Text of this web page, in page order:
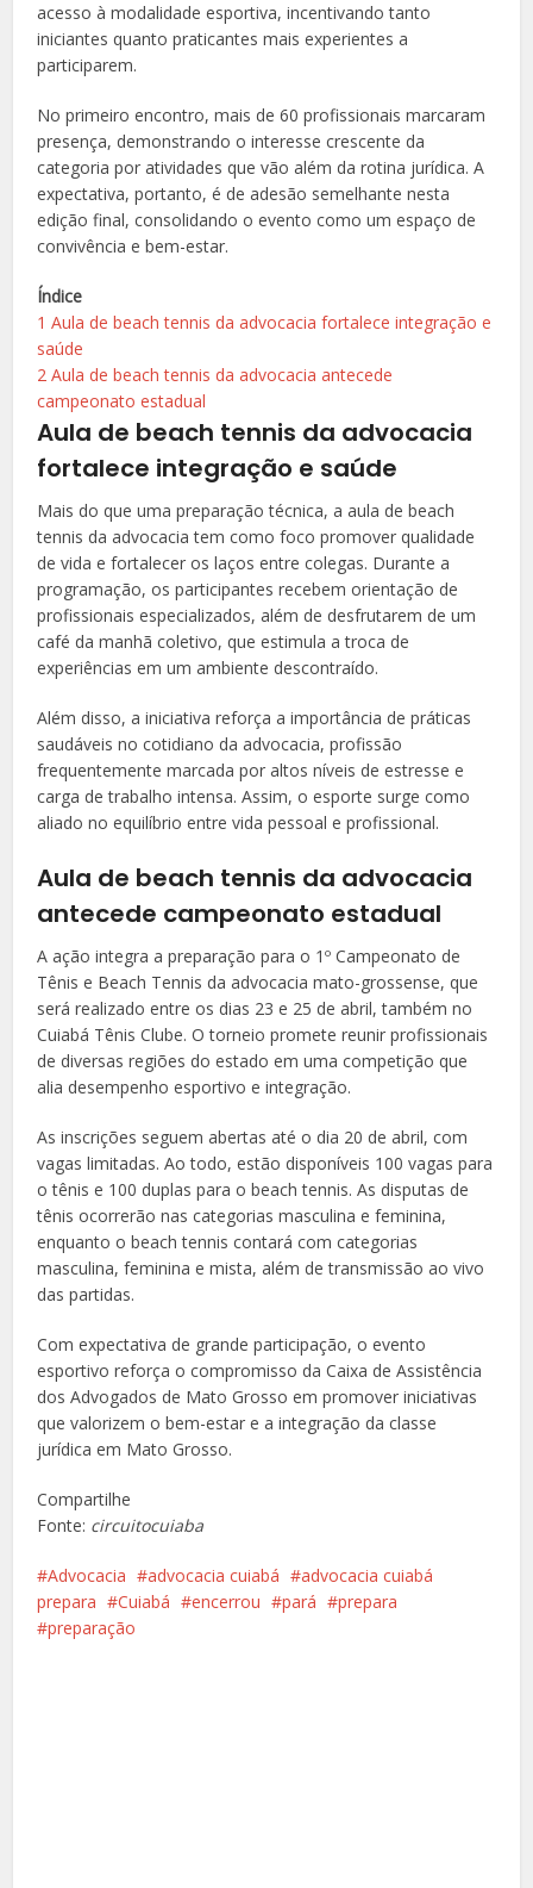
acesso à modalidade esportiva, incentivando tanto
iniciantes quanto praticantes mais experientes a
participarem.
No primeiro encontro, mais de 60 profissionais marcaram
presença, demonstrando o interesse crescente da
categoria por atividades que vão além da rotina jurídica. A
expectativa, portanto, é de adesão semelhante nesta
edição final, consolidando o evento como um espaço de
convivência e bem-estar.
Índice
1 Aula de beach tennis da advocacia fortalece integração e
saúde
2 Aula de beach tennis da advocacia antecede
campeonato estadual
Aula de beach tennis da advocacia
fortalece integração e saúde
Mais do que uma preparação técnica, a aula de beach
tennis da advocacia tem como foco promover qualidade
de vida e fortalecer os laços entre colegas. Durante a
programação, os participantes recebem orientação de
profissionais especializados, além de desfrutarem de um
café da manhã coletivo, que estimula a troca de
experiências em um ambiente descontraído.
Além disso, a iniciativa reforça a importância de práticas
saudáveis no cotidiano da advocacia, profissão
frequentemente marcada por altos níveis de estresse e
carga de trabalho intensa. Assim, o esporte surge como
aliado no equilíbrio entre vida pessoal e profissional.
Aula de beach tennis da advocacia
antecede campeonato estadual
A ação integra a preparação para o 1º Campeonato de
Tênis e Beach Tennis da advocacia mato-grossense, que
será realizado entre os dias 23 e 25 de abril, também no
Cuiabá Tênis Clube. O torneio promete reunir profissionais
de diversas regiões do estado em uma competição que
alia desempenho esportivo e integração.
As inscrições seguem abertas até o dia 20 de abril, com
vagas limitadas. Ao todo, estão disponíveis 100 vagas para
o tênis e 100 duplas para o beach tennis. As disputas de
tênis ocorrerão nas categorias masculina e feminina,
enquanto o beach tennis contará com categorias
masculina, feminina e mista, além de transmissão ao vivo
das partidas.
Com expectativa de grande participação, o evento
esportivo reforça o compromisso da Caixa de Assistência
dos Advogados de Mato Grosso em promover iniciativas
que valorizem o bem-estar e a integração da classe
jurídica em Mato Grosso.
Compartilhe
Fonte: circuitocuiaba
Advocacia advocacia cuiabá
advocacia cuiabá
prepara
Cuiabá encerrou pará
prepara
preparação